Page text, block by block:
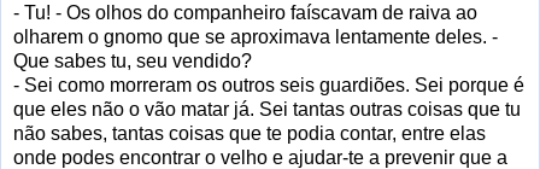
- Tu! - Os olhos do companheiro faíscavam de raiva ao
olharem o gnomo que se aproximava lentamente deles. -
Que sabes tu, seu vendido?
- Sei como morreram os outros seis guardiões. Sei porque é
que eles não o vão matar já. Sei tantas outras coisas que tu
não sabes, tantas coisas que te podia contar, entre elas
onde podes encontrar o velho e ajudar-te a prevenir que a